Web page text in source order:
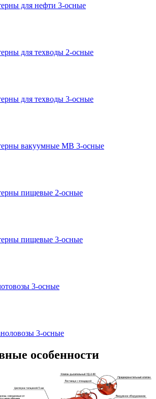
для нефти 3-осные
для техводы 2-осные
для техводы 3-осные
вакуумные МВ 3-осные
пищевые 2-осные
пищевые 3-осные
3-осные
3-осные
особенности